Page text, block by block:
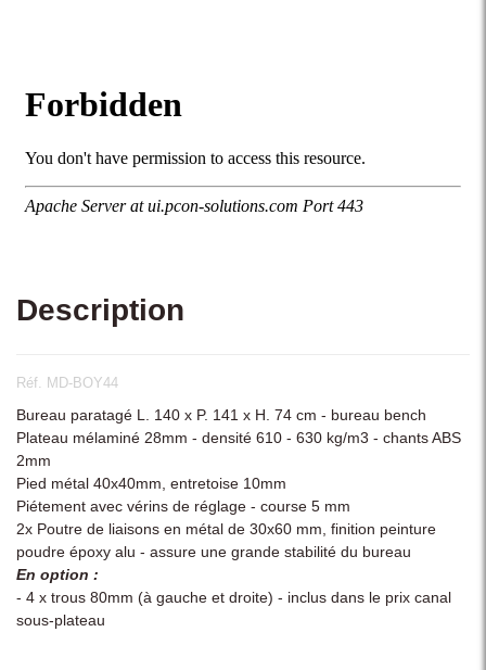
Description
Réf. MD-BOY44
Bureau paratagé L. 140 x P. 141 x H. 74 cm - bureau bench
Plateau mélaminé 28mm - densité 610 - 630 kg/m3 - chants ABS
2mm
Pied métal 40x40mm, entretoise 10mm
Piétement avec vérins de réglage - course 5 mm
2x Poutre de liaisons en métal de 30x60 mm, finition peinture
poudre époxy alu - assure une grande stabilité du bureau
En option :
- 4 x trous 80mm (à gauche et droite) - inclus dans le prix canal
sous-plateau